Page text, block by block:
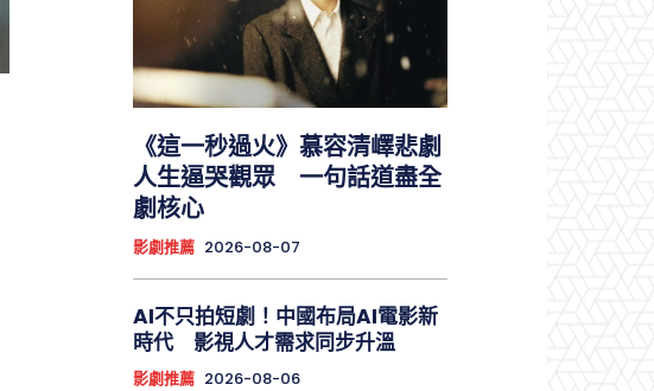
《這一秒過火》慕容清嶧悲劇
人生逼哭觀眾 一句話道盡全
劇核心
影劇推薦 2026-08-07
AI不只拍短劇！中國布局AI電影新
時代 影視人才需求同步升溫
影劇推薦 2026-08-06